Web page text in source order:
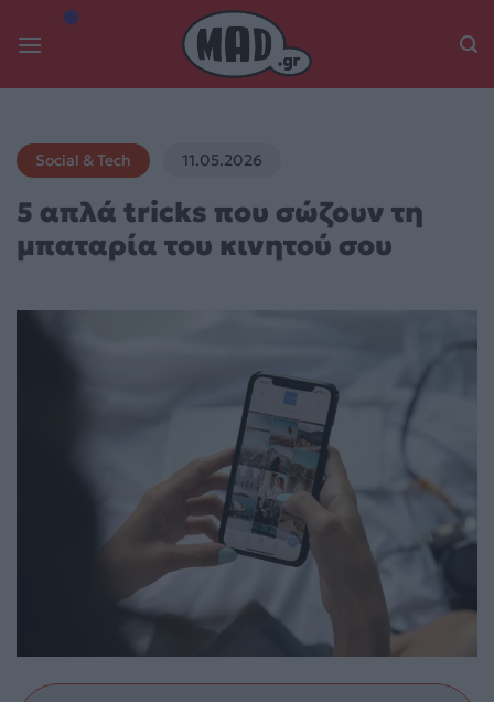
Social & Tech 11.05.2026
5 απλά tricks που σώζουν τη
μπαταρία του κινητού σου